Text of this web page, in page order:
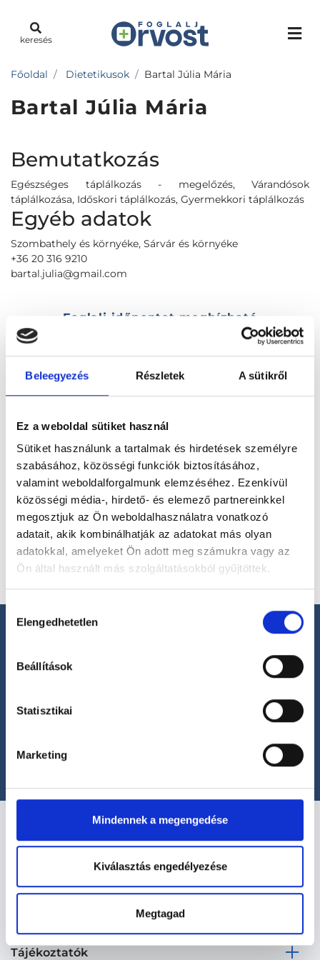
Beleegyezés Részletek A sütikről
Ez a weboldal sütiket használ
Sütiket használunk a tartalmak és hirdetések személyre
szabásához, közösségi funkciók biztosításához,
valamint weboldalforgalmunk elemzéséhez. Ezenkívül
közösségi média-, hirdető- és elemező partnereinkkel
megosztjuk az Ön weboldalhasználatra vonatkozó
adatait, akik kombinálhatják az adatokat más olyan
adatokkal, amelyeket Ön adott meg számukra vagy az
Ön által használt más szolgáltatásokból gyűjtöttek.
szabályzat:https://foglaljorvost.hu/info/foglaljorvost-
Hozzájárulás
kiválasztása
Elengedhetetlen
Beállítások
Statisztikai
Marketing
Mindennek a megengedése
Kiválasztás engedélyezése
Megtagad
keresés
Főoldal Dietetikusok Bartal Júlia Mária
Bartal Júlia Mária
Bemutatkozás
Egészséges táplálkozás - megelőzés, Várandósok
táplálkozása, Időskori táplálkozás, Gyermekkori táplálkozás
Egyéb adatok
Szombathely és környéke, Sárvár és környéke
+36 20 316 9210
bartal.julia@gmail.com
Foglalj időpontot megbízható
Válassz szakterületet
Válassz helyszínt
Tájékoztatók